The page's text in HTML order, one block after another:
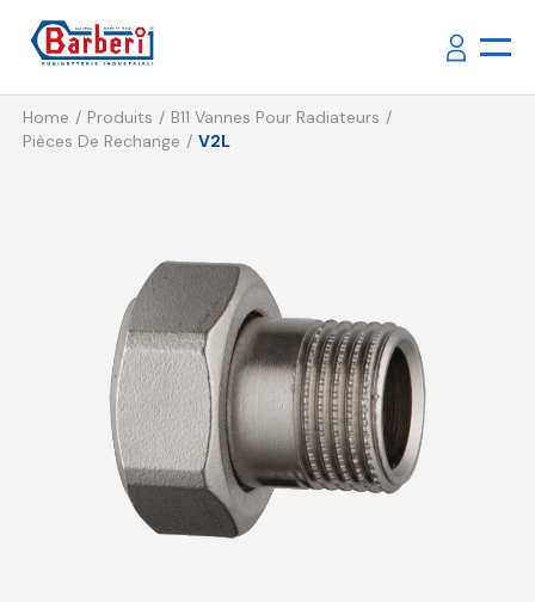
Home Produits
B11 Vannes Pour Radiateurs
Pièces De Rechange
V2L